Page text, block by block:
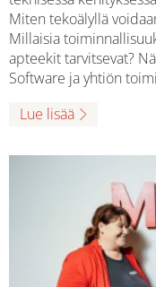
Miten tekoälyllä
Millaisia
apteekit tarvitsevat?
Software ja yhtiön
Lue lisää